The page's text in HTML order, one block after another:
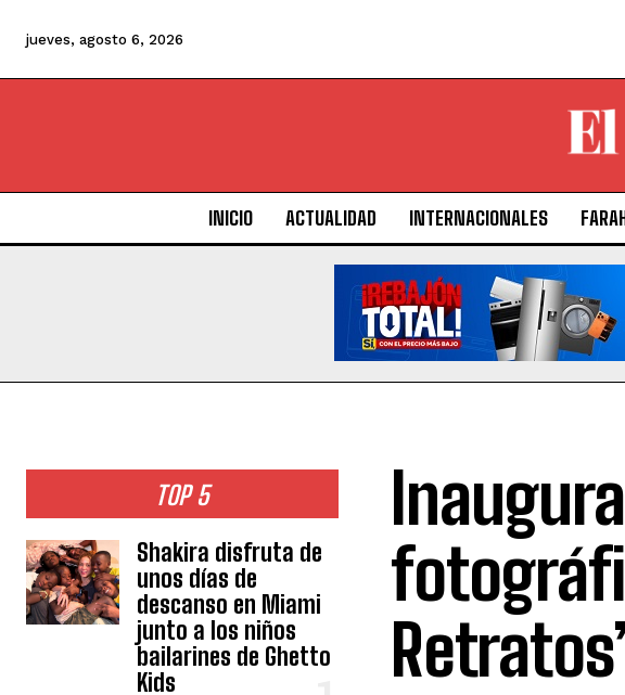
jueves, agosto 6, 2026
INICIO ACTUALIDAD INTERNACIONALES
TOP 5
Shakira disfruta de
unos días de
descanso en Miami
junto a los niños
bailarines de Ghetto
Kids